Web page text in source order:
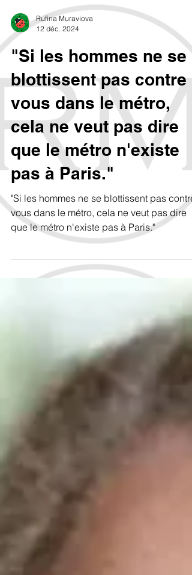
Rufina Muraviova
"Si les hommes ne se
blottissent pas contre
vous dans le métro,
cela ne veut pas dire
que le métro n'existe
pas à Paris."
"Si les hommes ne se blottissent pas contre
que le métro n'existe pas à Paris."